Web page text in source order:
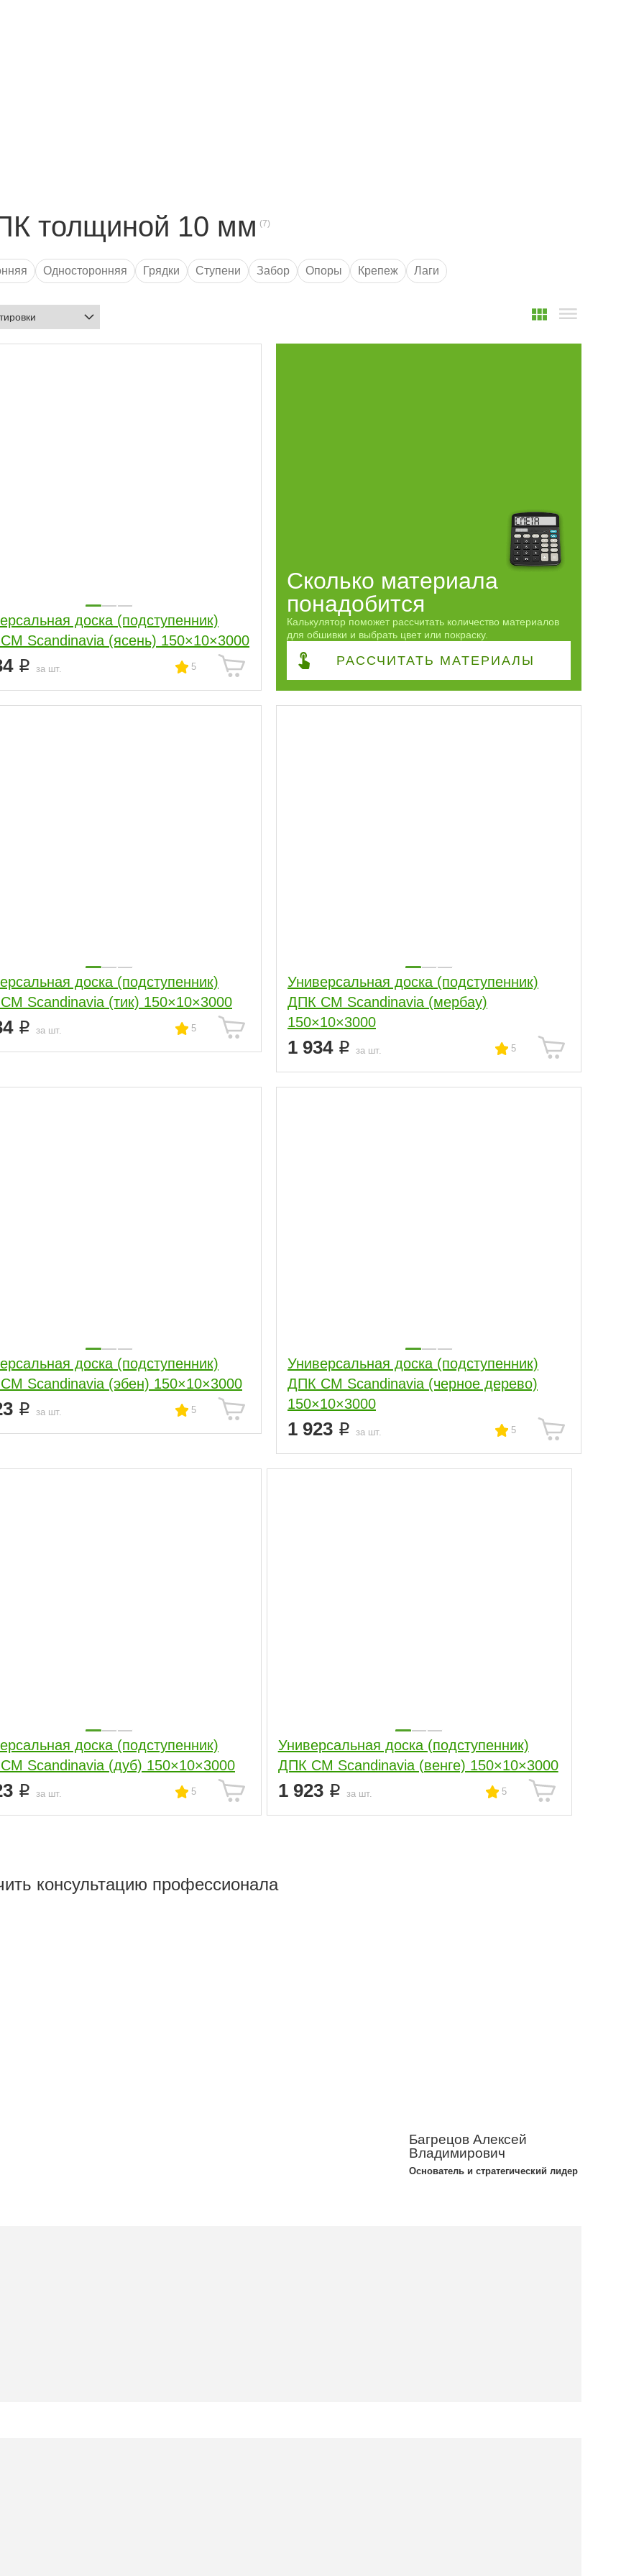
толщиной 10 мм
Односторонняя Грядки Ступени Забор Опоры Крепеж Лаги
доска (подступенник)
Scandinavia (ясень) 150×10×3000
за шт. 5
Сколько материала
понадобится
Калькулятор поможет рассчитать количество материалов
для обшивки и выбрать цвет или покраску.
РАССЧИТАТЬ МАТЕРИАЛЫ
доска (подступенник)
Scandinavia (тик) 150×10×3000
за шт. 5
Универсальная доска (подступенник)
ДПК СM Scandinavia (мербау)
150×10×3000
1 934 за шт. 5
доска (подступенник)
Scandinavia (эбен) 150×10×3000
за шт. 5
Универсальная доска (подступенник)
ДПК СM Scandinavia (черное дерево)
150×10×3000
1 923 за шт. 5
доска (подступенник)
Scandinavia (дуб) 150×10×3000
за шт. 5
Универсальная доска (подступенник)
ДПК СM Scandinavia (венге) 150×10×3000
1 923 за шт. 5
консультацию профессионала
Багрецов Алексей
Владимирович
Основатель и стратегический лидер